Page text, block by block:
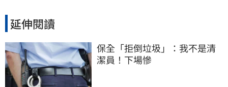
延伸閱讀
保全「拒倒垃圾」：我不是清
潔員！下場慘